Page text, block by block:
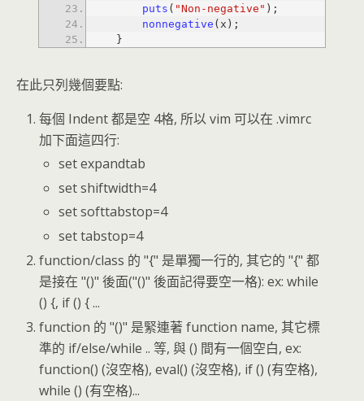
puts ( "Non-negative"
nonnegative
}
在此只列幾個要點:
每個 Indent 都是空 4格, 所以 vim 可以在 .vimrc
加下面這四行:
set expandtab
set shiftwidth=4
set softtabstop=4
set tabstop=4
function/class 的 "{" 是單獨一行的, 其它的 "{" 都
是接在 "()" 後面("()" 後面記得要空一格): ex: while
() {, if () { ...
function 的 "()" 是緊連著 function name, 其它標
準的 if/else/while .. 等, 與 () 間有一個空白, ex:
function() (沒空格), eval() (沒空格), if () (有空格),
while () (有空格)...